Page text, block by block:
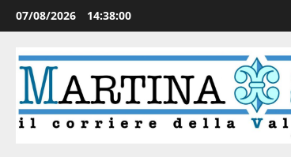
07/08/2026 14:38:01